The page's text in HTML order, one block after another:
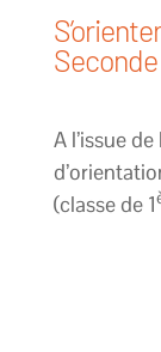
Seconde
A l’issue
(classe de 1